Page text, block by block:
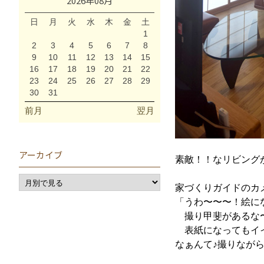
素敵！！なリビング
家づくりガイドのカ
「うわ〜〜〜！絵に
撮り甲斐があるな
表紙になってもイ
なぁんて♪撮りなが
日 月 火 水 木 金
土
1
2
3 4 5 6 7
8
9
10 11 12 13 14
15
16
17 18 19 20 21
22
23
24 25 26 27 28
29
30
31
前月 翌月
アーカイブ